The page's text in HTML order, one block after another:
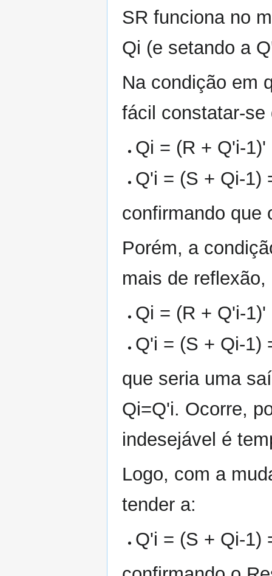
SR funciona no
Qi (e setando a
Na condição em
fácil constatar-se
Qi = (R + Q'i-
Q'i = (S + Qi-1)
confirmando que
Porém, a
mais de
Qi = (R + Q'i-
Q'i = (S + Qi-1)
que seria uma
Qi=Q'i. Ocorre,
indesejável é
Logo, com a
tender a:
Q'i = (S + Qi-1)